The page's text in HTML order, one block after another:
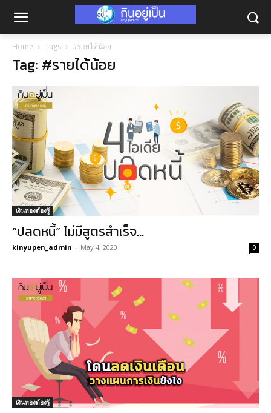
Home Tags #รายได้น้อย
Tag: #รายได้น้อย
เงินทองต้องรู้
“ปลดหนี้” ไม่มีสูตรสำเร็จ…
kinyupen_admin - May 4, 2020 0
เงินทองต้องรู้